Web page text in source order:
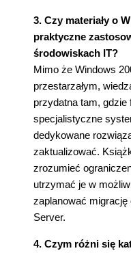
3. Czy materiały o
praktyczne
środowiskach IT?
Mimo że Windows
przestarzałym,
przydatna tam, gdzie
specjalistyczne
dedykowane
zaktualizować.
zrozumieć
utrzymać je w
zaplanować
Server.
4. Czym różni się